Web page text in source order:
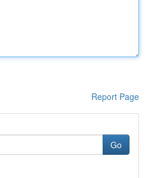
Report Page
Go